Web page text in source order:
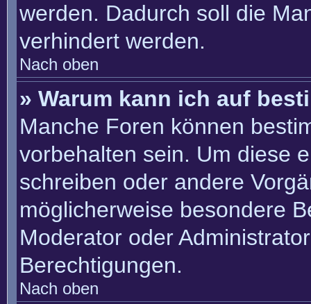
werden. Dadurch soll die
verhindert werden.
Nach oben
» Warum kann ich auf
Manche Foren können
vorbehalten sein. Um diese
schreiben oder andere
möglicherweise besondere
Moderator oder
Berechtigungen.
Nach oben